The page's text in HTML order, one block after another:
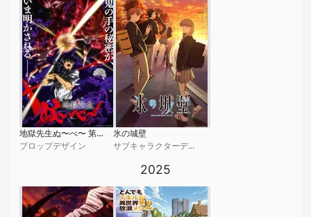
地獄先生ぬ〜べ〜 第2クール
プロップデザイン
氷の城壁
サブキャラクターデザイン
2025